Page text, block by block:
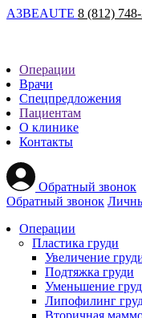
A3BEAUTE 8 (812)
Операции
Врачи
Спецпредложения
Пациентам
О клинике
Контакты
Обратный звонок
Обратный звонок
Операции
Пластика груди
Увеличение
Подтяжка груди
Уменьшение
Липофилинг
Вторичная